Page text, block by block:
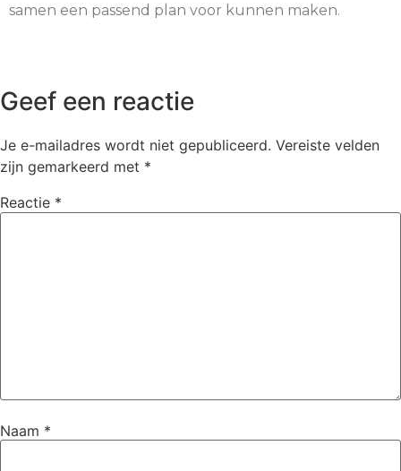
samen een passend plan voor kunnen maken.
Geef een reactie
Je e-mailadres wordt niet gepubliceerd. Vereiste velden
zijn gemarkeerd met *
Reactie *
Naam *